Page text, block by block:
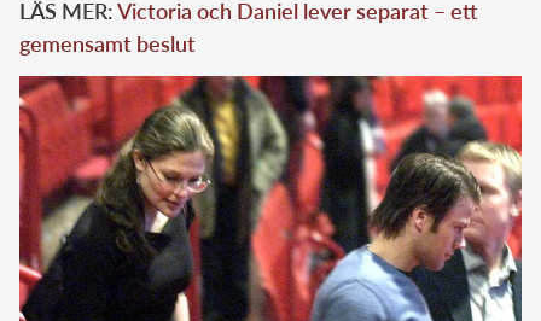
LÄS MER:Victoria och Daniel lever separat – ett
gemensamt beslut